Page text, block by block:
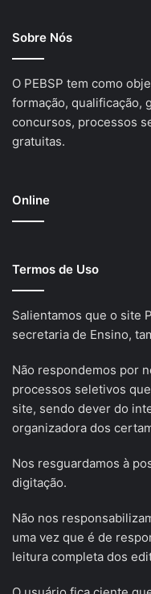
Sobre Nós
O PEBSP tem como
formação, qualificação,
concursos, processos
gratuitas.
Online
Termos de Uso
Salientamos que o site
secretaria de Ensino,
Não respondemos por
processos seletivos
site, sendo dever do
organizadora dos
Nos resguardamos à
digitação.
Não nos
uma vez que é de
leitura completa dos